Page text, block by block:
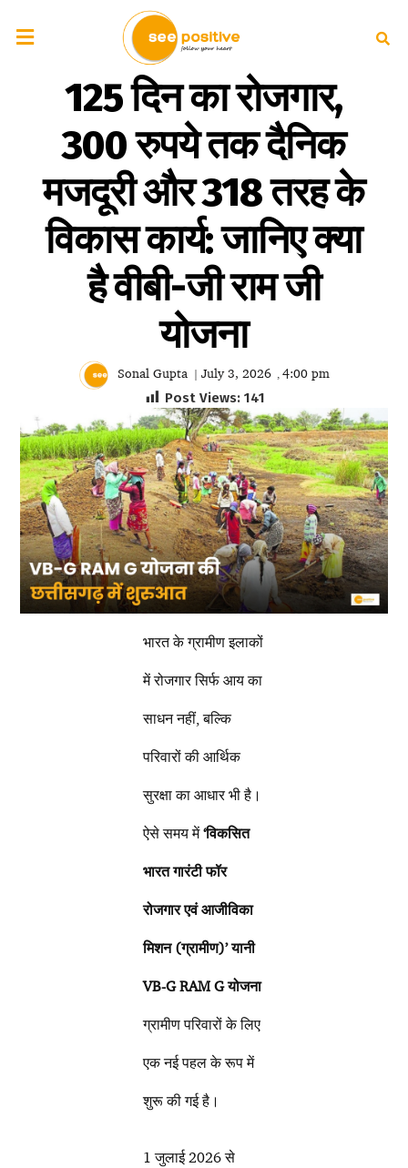
125 दिन का रोजगार,
300 रुपये तक दैनिक
मजदूरी और 318 तरह के
विकास कार्य: जानिए क्या
है वीबी-जी राम जी
योजना
Sonal Gupta | July 3, 2026 , 4:00 pm
Post Views: 141
भारत के ग्रामीण इलाकों
में रोजगार सिर्फ आय का
साधन नहीं, बल्कि
परिवारों की आर्थिक
सुरक्षा का आधार भी है।
ऐसे समय में‘विकसित
भारत गारंटी फॉर
रोजगार एवं आजीविका
मिशन (ग्रामीण)’ यानी
VB-G RAM G योजना
ग्रामीण परिवारों के लिए
एक नई पहल के रूप में
शुरू की गई है।
1 जुलाई 2026 से